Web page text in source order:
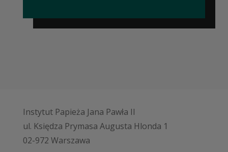
Instytut Papieża Jana Pawła II
ul. Księdza Prymasa Augusta Hlonda 1
02-972 Warszawa